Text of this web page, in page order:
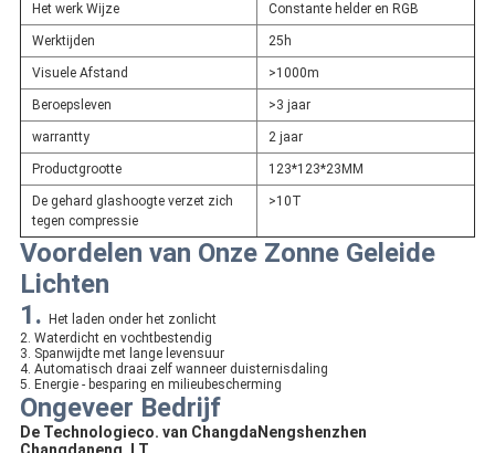
Het werk Wijze Constante helder en RGB
Werktijden 25h
Visuele Afstand >1000m
Beroepsleven >3 jaar
warrantty 2 jaar
Productgrootte 123*123*23MM
De gehard glashoogte verzet zich
tegen compressie
>10T
Voordelen van Onze Zonne Geleide
Lichten
1.
Het laden onder het zonlicht
2. Waterdicht en vochtbestendig
3. Spanwijdte met lange levensuur
4. Automatisch draai zelf wanneer duisternisdaling
5. Energie - besparing en milieubescherming
Ongeveer Bedrijf
De Technologieco. van ChangdaNengshenzhen